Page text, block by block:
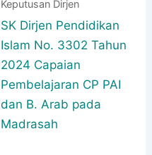
Keputusan Dirjen
SK Dirjen Pendidikan
Islam No. 3302 Tahun
2024 Capaian
Pembelajaran CP PAI
dan B. Arab pada
Madrasah